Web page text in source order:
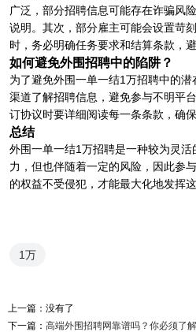
广泛，部分招聘信息可能存在诈骗风
说明。其次，部分雇主可能会设置苛
时，务必明确任务要求和结算条款，
如何避免外围招聘中的陷阱？
为了避免外围一单一结1万招聘中的
渠道了解招聘信息，避免参与不明平
订协议时要详细阅读每一条条款，确
总结
外围一单一结1万招聘是一种较为灵
力，但也伴随着一定的风险，因此参
的权益不受侵犯，才能最大化地发挥
1万
上一篇：没有了
下一篇： 高端外围招聘网靠谱吗？你必须了